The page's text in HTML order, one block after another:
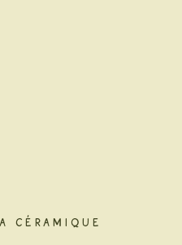
CÉRAMIQUE